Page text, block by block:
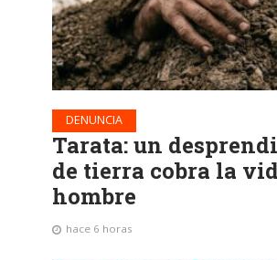
DENUNCIA
Tarata: un
de tierra cobra la
hombre
hace 6 horas